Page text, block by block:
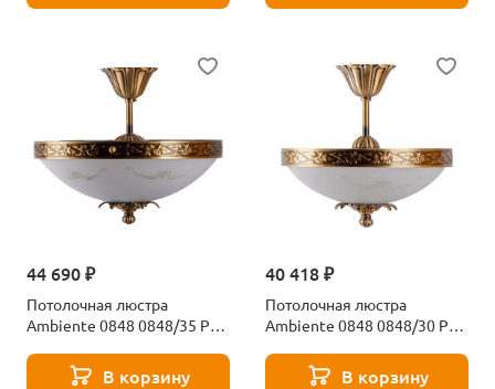
44 690 ₽
Потолочная люстра
Ambiente 0848 0848/35 PL
В корзину
40 418 ₽
Потолочная люстра
Ambiente 0848 0848/30 PL
В корзину